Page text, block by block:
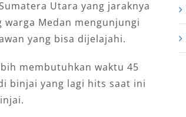
Utara yang jaraknya
Medan mengunjungi
yang bisa dijelajahi.
membutuhkan waktu 45
binjai yang lagi hits saat ini